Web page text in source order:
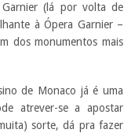
(lá por volta de
à Ópera Garnier –
dos monumentos mais
de Monaco já é uma
atrever-se a apostar
sorte, dá pra fazer